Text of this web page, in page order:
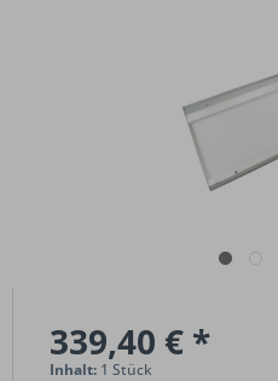
339,40 € *
Inhalt: 1 Stück